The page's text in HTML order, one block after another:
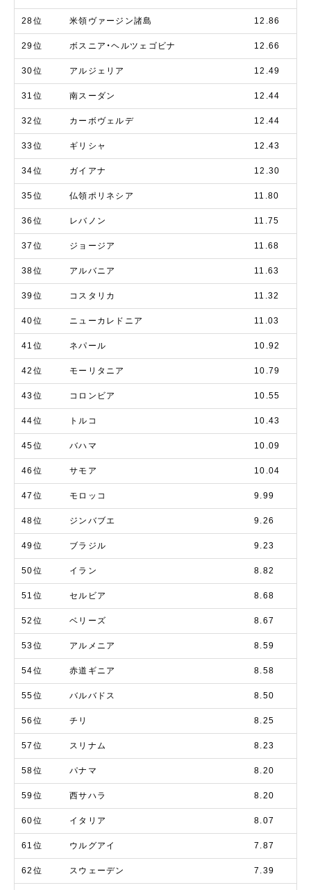
28位 米領ヴァージン諸島 12.86
29位 ボスニア・ヘルツェゴビナ 12.66
30位 アルジェリア 12.49
31位 南スーダン 12.44
32位 カーボヴェルデ 12.44
33位 ギリシャ 12.43
34位 ガイアナ 12.30
35位 仏領ポリネシア 11.80
36位 レバノン 11.75
37位 ジョージア 11.68
38位 アルバニア 11.63
39位 コスタリカ 11.32
40位 ニューカレドニア 11.03
41位 ネパール 10.92
42位 モーリタニア 10.79
43位 コロンビア 10.55
44位 トルコ 10.43
45位 バハマ 10.09
46位 サモア 10.04
47位 モロッコ 9.99
48位 ジンバブエ 9.26
49位 ブラジル 9.23
50位 イラン 8.82
51位 セルビア 8.68
52位 ベリーズ 8.67
53位 アルメニア 8.59
54位 赤道ギニア 8.58
55位 バルバドス 8.50
56位 チリ 8.25
57位 スリナム 8.23
58位 パナマ 8.20
59位 西サハラ 8.20
60位 イタリア 8.07
61位 ウルグアイ 7.87
62位 スウェーデン 7.39